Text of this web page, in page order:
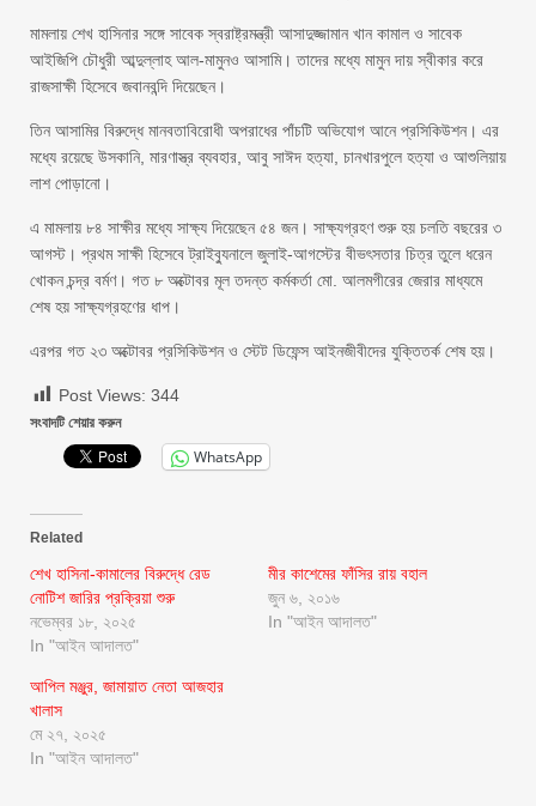
মামলায় শেখ হাসিনার সঙ্গে সাবেক স্বরাষ্ট্রমন্ত্রী আসাদুজ্জামান খান কামাল ও সাবেক
আইজিপি চৌধুরী আব্দুল্লাহ আল-মামুনও আসামি। তাদের মধ্যে মামুন দায় স্বীকার করে
রাজসাক্ষী হিসেবে জবানবন্দি দিয়েছেন।
তিন আসামির বিরুদ্ধে মানবতাবিরোধী অপরাধের পাঁচটি অভিযোগ আনে প্রসিকিউশন। এর
মধ্যে রয়েছে উসকানি, মারণাস্ত্র ব্যবহার, আবু সাঈদ হত্যা, চানখারপুলে হত্যা ও আশুলিয়ায়
লাশ পোড়ানো।
এ মামলায় ৮৪ সাক্ষীর মধ্যে সাক্ষ্য দিয়েছেন ৫৪ জন। সাক্ষ্যগ্রহণ শুরু হয় চলতি বছরের ৩
আগস্ট। প্রথম সাক্ষী হিসেবে ট্রাইব্যুনালে জুলাই-আগস্টের বীভৎসতার চিত্র তুলে ধরেন
খোকন চন্দ্র বর্মণ। গত ৮ অক্টোবর মূল তদন্ত কর্মকর্তা মো. আলমগীরের জেরার মাধ্যমে
শেষ হয় সাক্ষ্যগ্রহণের ধাপ।
এরপর গত ২৩ অক্টোবর প্রসিকিউশন ও স্টেট ডিফেন্স আইনজীবীদের যুক্তিতর্ক শেষ হয়।
Post Views: 344
সংবাদটি শেয়ার করুন
WhatsApp
Related
শেখ হাসিনা-কামালের বিরুদ্ধে রেড
নোটিশ জারির প্রক্রিয়া শুরু
নভেম্বর ১৮, ২০২৫
In "আইন আদালত"
মীর কাশেমের ফাঁসির রায় বহাল
জুন ৬, ২০১৬
In "আইন আদালত"
আপিল মঞ্জুর, জামায়াত নেতা আজহার
খালাস
মে ২৭, ২০২৫
In "আইন আদালত"